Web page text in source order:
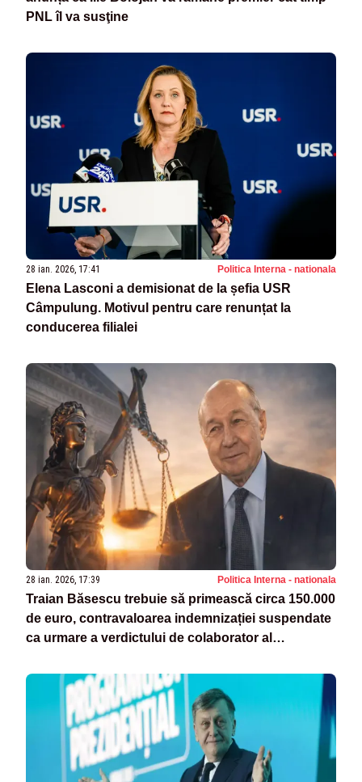
PNL îl va susţine
28 ian. 2026, 17:41 Politica Interna - nationala
Elena Lasconi a demisionat de la șefia USR
Câmpulung. Motivul pentru care renunțat la
conducerea filialei
28 ian. 2026, 17:39 Politica Interna - nationala
Traian Băsescu trebuie să primească circa 150.000
de euro, contravaloarea indemnizației suspendate
ca urmare a verdictului de colaborator al